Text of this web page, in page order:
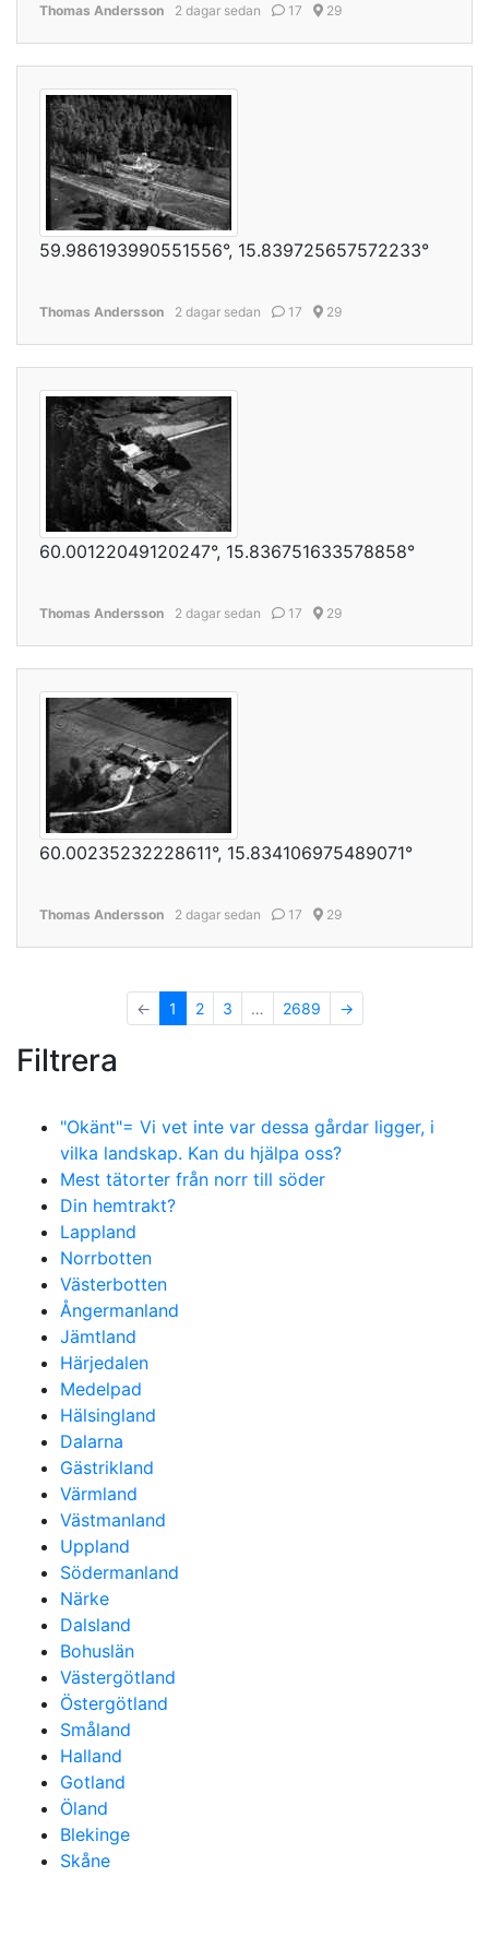
Thomas Andersson 2 dagar sedan 17 29
59.986193990551556°, 15.839725657572233°
Thomas Andersson 2 dagar sedan 17 29
60.00122049120247°, 15.836751633578858°
Thomas Andersson 2 dagar sedan 17 29
60.00235232228611°, 15.834106975489071°
Thomas Andersson 2 dagar sedan 17 29
← 1 2 3 … 2689 →
Filtrera
"Okänt"= Vi vet inte var dessa gårdar ligger, i
vilka landskap. Kan du hjälpa oss?
Mest tätorter från norr till söder
Din hemtrakt?
Lappland
Norrbotten
Västerbotten
Ångermanland
Jämtland
Härjedalen
Medelpad
Hälsingland
Dalarna
Gästrikland
Värmland
Västmanland
Uppland
Södermanland
Närke
Dalsland
Bohuslän
Västergötland
Östergötland
Småland
Halland
Gotland
Öland
Blekinge
Skåne